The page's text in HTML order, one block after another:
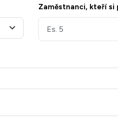
Zaměstnanci, kteří si